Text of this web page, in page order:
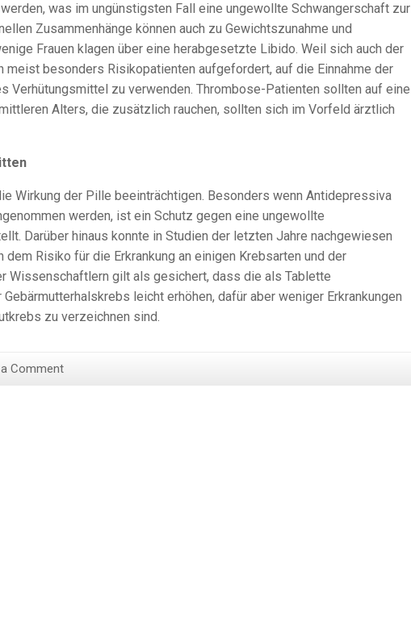
was im ungünstigsten Fall eine ungewollte Schwangerschaft zur
Zusammenhänge können auch zu Gewichtszunahme und
Frauen klagen über eine herabgesetzte Libido. Weil sich auch der
meist besonders Risikopatienten aufgefordert, auf die Einnahme der
Verhütungsmittel zu verwenden. Thrombose-Patienten sollten auf eine
Alters, die zusätzlich rauchen, sollten sich im Vorfeld ärztlich
Wirkung der Pille beeinträchtigen. Besonders wenn Antidepressiva
werden, ist ein Schutz gegen eine ungewollte
Darüber hinaus konnte in Studien der letzten Jahre nachgewiesen
Risiko für die Erkrankung an einigen Krebsarten und der
Wissenschaftlern gilt als gesichert, dass die als Tablette
leicht erhöhen, dafür aber weniger Erkrankungen
zu verzeichnen sind.
Comment